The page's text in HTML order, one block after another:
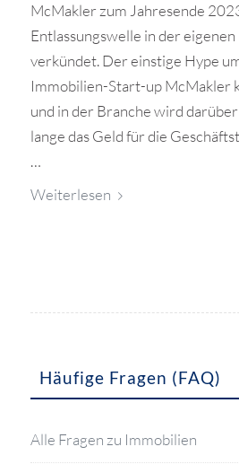
McMakler zum Jahresende
Entlassungswelle in der
verkündet. Der einstige Hype
Immobilien-Start-up McMakler
und in der Branche wird
lange das Geld für die
…
Weiterlesen
Häufige Fragen (FAQ)
Alle Fragen zu Immobilien